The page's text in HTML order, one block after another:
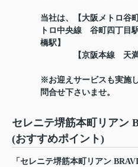
当社は、【大阪メトロ谷
トロ中央線 谷町四丁目
橋駅】
【京阪本線 天満橋
※お迎えサービスも実施
問合せ下さいませ。
セレニテ堺筋本町リアン
(おすすめポイント)
「セレニテ堺筋本町リアン